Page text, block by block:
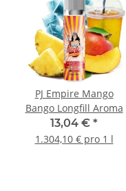
PJ Empire Mango
Bango Longfill Aroma
13,04 € *
1.304,10 € pro 1 l